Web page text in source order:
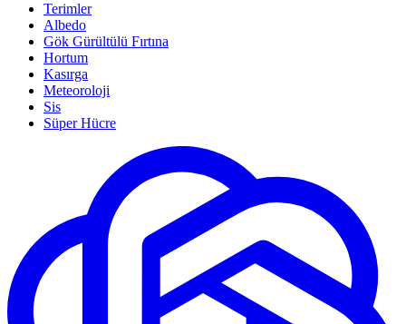
Terimler
Albedo
Gök Gürültülü Fırtına
Hortum
Kasırga
Meteoroloji
Sis
Süper Hücre